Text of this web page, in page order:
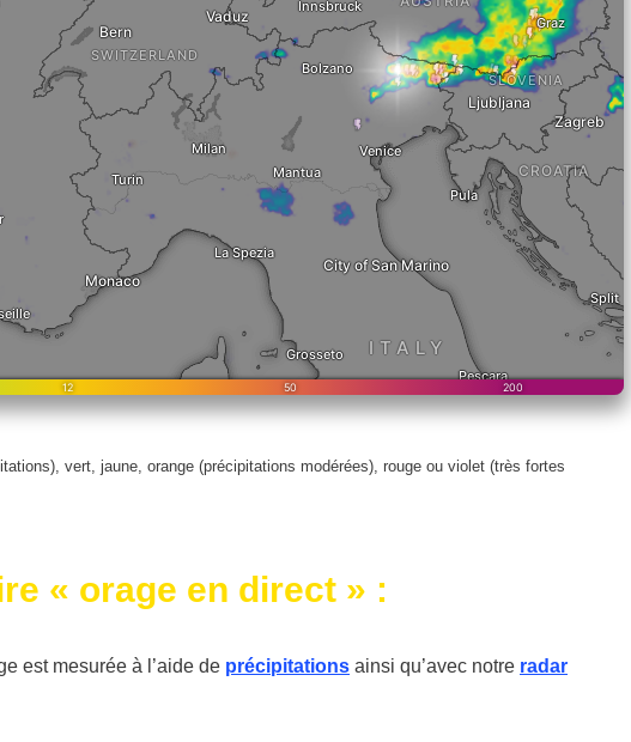
vert, jaune, orange (précipitations modérées), rouge ou violet (très fortes
« orage en direct » :
est mesurée à l’aide de précipitations ainsi qu’avec notre radar